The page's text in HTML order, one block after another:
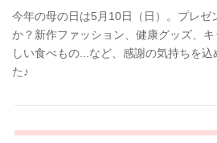
今年の母の日は5月10日（日）。プレゼ
か？新作ファッション、健康グッズ、
しい食べもの...など、感謝の気持ちを
た♪